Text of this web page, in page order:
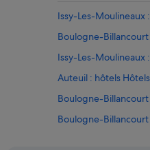
Issy-Les-Moulineaux
Boulogne-
Issy-Les-Moulineaux
Auteuil : hôtels
Boulogne-
Boulogne-Billancourt